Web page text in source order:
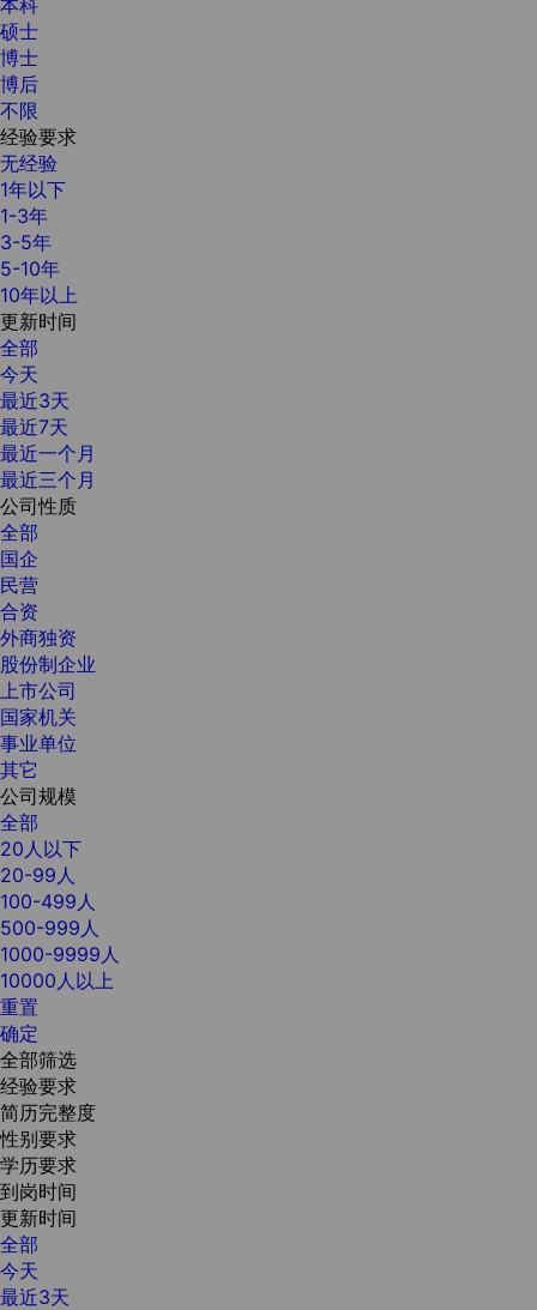
硕士
博士
博后
不限
经验要求
无经验
1年以下
1-3年
3-5年
5-10年
10年以上
更新时间
全部
今天
最近3天
最近7天
最近一个月
最近三个月
公司性质
全部
国企
民营
合资
外商独资
股份制企业
上市公司
国家机关
事业单位
其它
公司规模
全部
20人以下
20-99人
100-499人
500-999人
1000-9999人
10000人以上
重置
确定
全部筛选
经验要求
简历完整度
性别要求
学历要求
到岗时间
更新时间
全部
今天
最近3天